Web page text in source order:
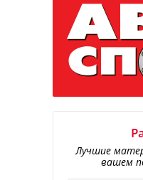
Лучшие
вашем